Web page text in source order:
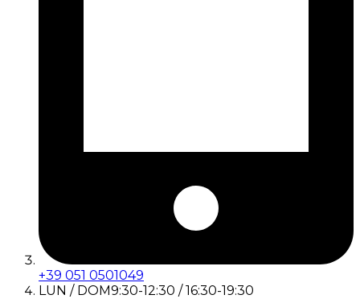
+39 051 0501049
LUN / DOM9:30-12:30 / 16:30-19:30